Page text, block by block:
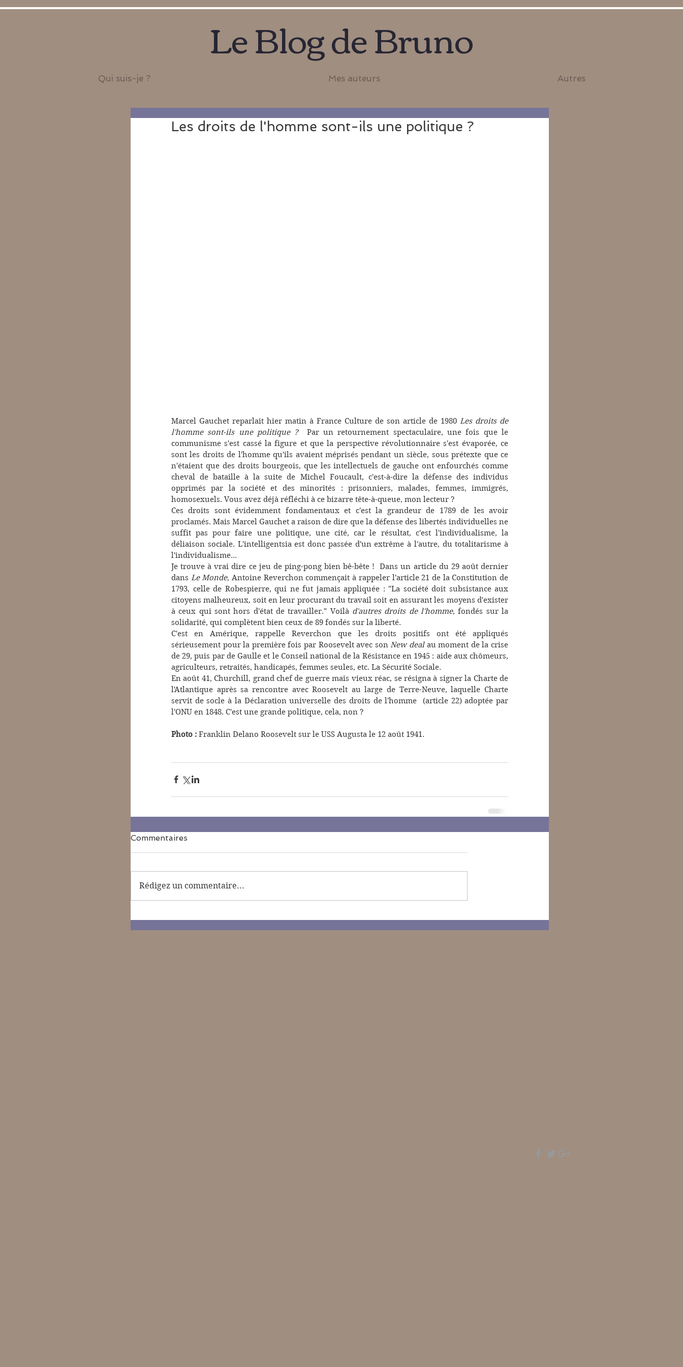
Qui suis-je ? Mes auteurs Autres
Le Blog de Bruno
Les droits de l'homme sont-ils une politique ?
Marcel Gauchet reparlait hier matin à France Culture de son article de 1980 Les droits de
l'homme sont-ils une politique ?
  Par un retournement spectaculaire, une fois que le
communisme s'est cassé la figure et que la perspective révolutionnaire s'est évaporée, ce
sont les droits de l'homme qu'ils avaient méprisés pendant un siècle, sous prétexte que ce
n'étaient que des droits bourgeois, que les intellectuels de gauche ont enfourchés comme
cheval de bataille à la suite de Michel Foucault, c'est-à-dire la défense des individus
opprimés par la société et des minorités : prisonniers, malades, femmes, immigrés,
homosexuels. Vous avez déjà réfléchi à ce bizarre tête-à-queue, mon lecteur ?
Ces droits sont évidemment fondamentaux et c'est la grandeur de 1789 de les avoir
proclamés. Mais Marcel Gauchet a raison de dire que la défense des libertés individuelles ne
suffit pas pour faire une politique, une cité, car le résultat, c'est l'individualisme, la
déliaison sociale. L'intelligentsia est donc passée d'un extrême à l'autre, du totalitarisme à
l'individualisme...
Je trouve à vrai dire ce jeu de ping-pong bien bê-bête !  Dans un article du 29 août dernier
dans Le Monde, Antoine Reverchon commençait à rappeler l'article 21 de la Constitution de
1793, celle de Robespierre, qui ne fut jamais appliquée : "La société doit subsistance aux
citoyens malheureux, soit en leur procurant du travail soit en assurant les moyens d'exister
à ceux qui sont hors d'état de travailler." Voilà d'autres droits de l'homme, fondés sur la
solidarité, qui complètent bien ceux de 89 fondés sur la liberté.
C'est en Amérique, rappelle Reverchon que les droits positifs ont été appliqués
sérieusement pour la première fois par Roosevelt avec son New deal au moment de la crise
de 29, puis par de Gaulle et le Conseil national de la Résistance en 1945 : aide aux chômeurs,
agriculteurs, retraités, handicapés, femmes seules, etc. La Sécurité Sociale.
En août 41, Churchill, grand chef de guerre mais vieux réac, se résigna à signer la Charte de
l'Atlantique après sa rencontre avec Roosevelt au large de Terre-Neuve, laquelle Charte
servit de socle à la Déclaration universelle des droits de l'homme  (article 22) adoptée par
l'ONU en 1848. C'est une grande politique, cela, non ?
Photo : Franklin Delano Roosevelt sur le USS Augusta le 12 août 1941.
Commentaires
Rédigez un commentaire...